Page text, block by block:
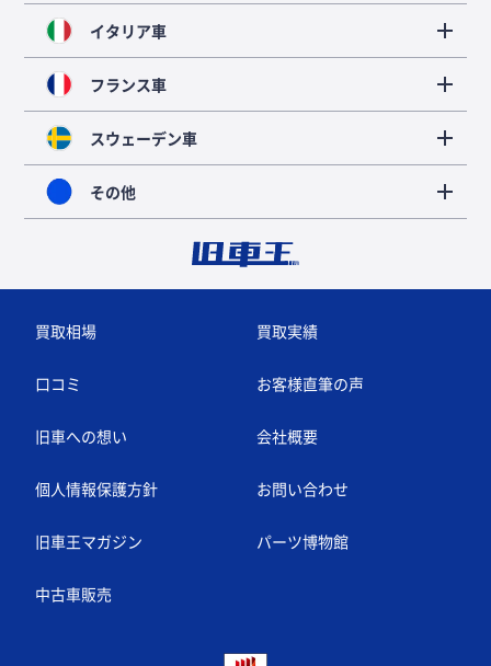
イタリア車
フランス車
スウェーデン車
その他
買取相場 買取実績
口コミ お客様直筆の声
旧車への想い 会社概要
個人情報保護方針 お問い合わせ
旧車王マガジン パーツ博物館
中古車販売